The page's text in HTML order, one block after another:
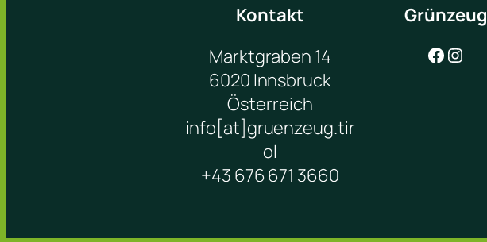
Kontakt
Marktgraben 14
6020 Innsbruck
Österreich
info[at]gruenzeug.tir
ol
+43 676 671 3660
Grünzeug
Facebook Instagram